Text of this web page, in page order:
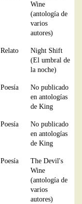
Wine
(antología de
varios
autores)
Relato
Night Shift
(El umbral de
la noche)
Poesía
No publicado
en antologías
de King
Poesía
No publicado
en antologías
de King
Poesía
The Devil's
Wine
(antología de
varios
autores)